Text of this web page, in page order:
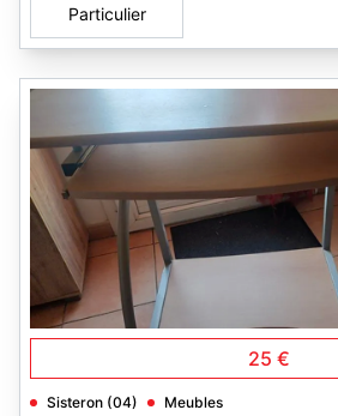
Particulier
25 €
Sisteron (04) Meubles